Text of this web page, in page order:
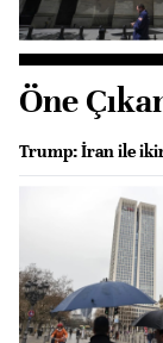
Öne
Trump: İran ile